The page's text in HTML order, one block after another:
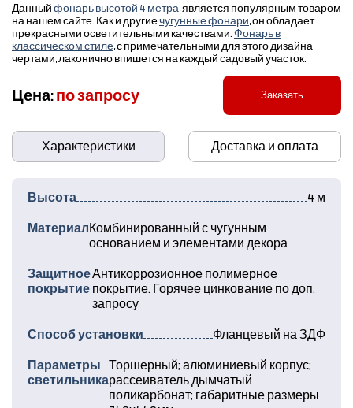
Данныйфонарь высотой 4 метра, является популярным товаром
на нашем сайте. Как и другиечугунные фонари, он обладает
прекрасными осветительными качествами. Фонарь в
классическом стиле, с примечательными для этого дизайна
чертами, лаконично впишется на каждый садовый участок.
Цена:по запросу Заказать
Характеристики Доставка и оплата
Высота 4 м
МатериалКомбинированный с чугунным
основанием и элементами декора
Защитное
покрытие
Антикоррозионное полимерное
покрытие. Горячее цинкование по доп.
запросу
Способ установки Фланцевый на ЗДФ
Параметры
светильника
Торшерный; алюминиевый корпус;
рассеиватель дымчатый
поликарбонат; габаритные размеры